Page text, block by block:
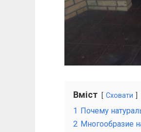
Вміст Сховати
1
Почему
2 Многообразие